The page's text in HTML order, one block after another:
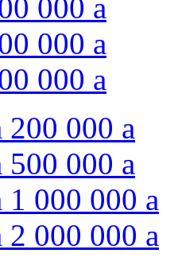
000 a
000 a
000 a
200 000 a
500 000 a
1 000 000 a
2 000 000 a